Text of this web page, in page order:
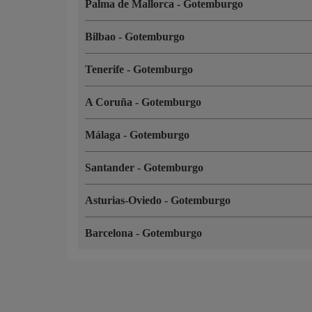
Palma de Mallorca - Gotemburgo
Bilbao - Gotemburgo
Tenerife - Gotemburgo
A Coruña - Gotemburgo
Málaga - Gotemburgo
Santander - Gotemburgo
Asturias-Oviedo - Gotemburgo
Barcelona - Gotemburgo